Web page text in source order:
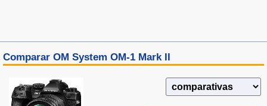
Comparar OM System OM-1 Mark II